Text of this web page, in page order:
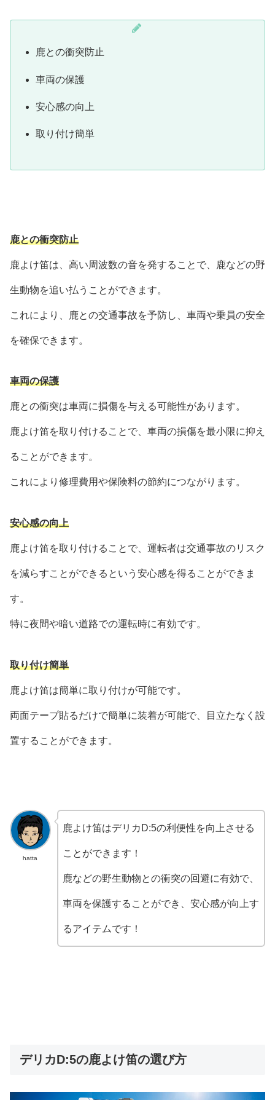
鹿との衝突防止
車両の保護
安心感の向上
取り付け簡単
鹿との衝突防止
鹿よけ笛は、高い周波数の音を発することで、鹿などの野
生動物を追い払うことができます。
これにより、鹿との交通事故を予防し、車両や乗員の安全
を確保できます。
車両の保護
鹿との衝突は車両に損傷を与える可能性があります。
鹿よけ笛を取り付けることで、車両の損傷を最小限に抑え
ることができます。
これにより修理費用や保険料の節約につながります。
安心感の向上
鹿よけ笛を取り付けることで、運転者は交通事故のリスク
を減らすことができるという安心感を得ることができま
す。
特に夜間や暗い道路での運転時に有効です。
取り付け簡単
鹿よけ笛は簡単に取り付けが可能です。
両面テープ貼るだけで簡単に装着が可能で、目立たなく設
置することができます。
hatta
鹿よけ笛はデリカD:5の利便性を向上させる
ことができます！
鹿などの野生動物との衝突の回避に有効で、
車両を保護することができ、安心感が向上す
るアイテムです！
デリカD:5の鹿よけ笛の選び方